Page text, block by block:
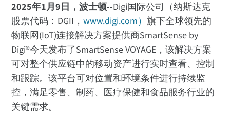
2025年1月9日，波士顿--Digi国际公司（纳斯达克
股票代码：DGII，www.digi.com）旗下全球领先的
物联网(IoT)连接解决方案提供商SmartSense by
Digi®今天发布了SmartSense VOYAGE，该解决方案
可对整个供应链中的移动资产进行实时查看、控制
和跟踪。该平台可对位置和环境条件进行持续监
控，满足零售、制药、医疗保健和食品服务行业的
关键需求。